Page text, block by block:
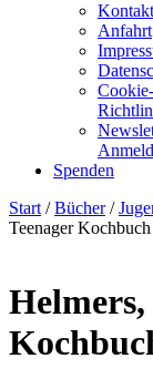
Kontakt
Anfahrt
Cookie-
Spenden
Skip
to
Start /Bücher/
Teenager Kochbuch